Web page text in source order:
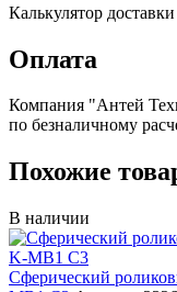
Калькулятор
Оплата
Компания "Антей
по безналичному
Похожие
В наличии
Сферический